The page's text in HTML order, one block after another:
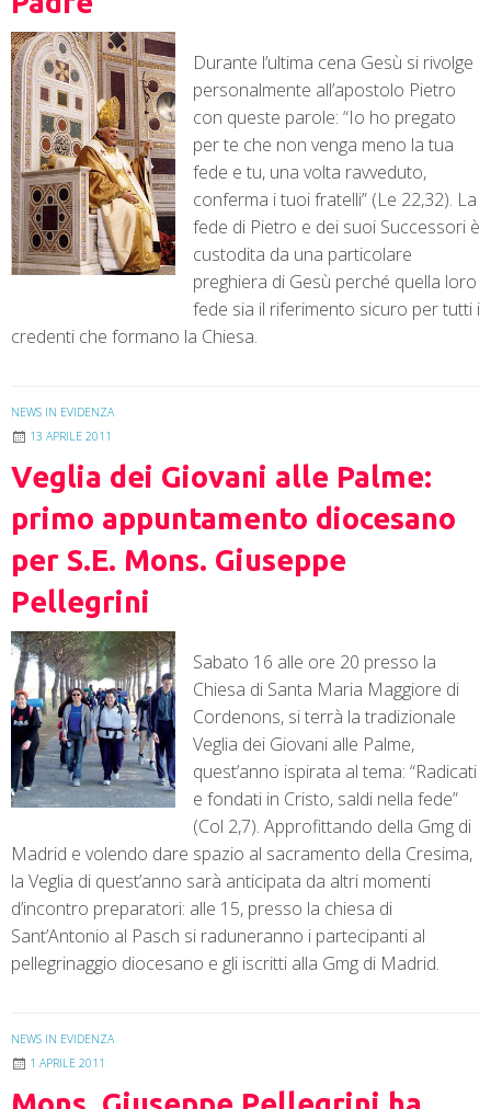
Durante l’ultima cena Gesù si rivolge
personalmente all’apostolo Pietro
con queste parole: “Io ho pregato
per te che non venga meno la tua
fede e tu, una volta ravveduto,
conferma i tuoi fratelli” (Le 22,32). La
fede di Pietro e dei suoi Successori è
custodita da una particolare
preghiera di Gesù perché quella loro
fede sia il riferimento sicuro per tutti i
credenti che formano la Chiesa.
NEWS IN EVIDENZA
13 APRILE 2011
Veglia dei Giovani alle Palme:
primo appuntamento diocesano
per S.E. Mons. Giuseppe
Pellegrini
Sabato 16 alle ore 20 presso la
Chiesa di Santa Maria Maggiore di
Cordenons, si terrà la tradizionale
Veglia dei Giovani alle Palme,
quest’anno ispirata al tema: “Radicati
e fondati in Cristo, saldi nella fede”
(Col 2,7). Approfittando della Gmg di
Madrid e volendo dare spazio al sacramento della Cresima,
la Veglia di quest’anno sarà anticipata da altri momenti
d’incontro preparatori: alle 15, presso la chiesa di
Sant’Antonio al Pasch si raduneranno i partecipanti al
pellegrinaggio diocesano e gli iscritti alla Gmg di Madrid.
NEWS IN EVIDENZA
1 APRILE 2011